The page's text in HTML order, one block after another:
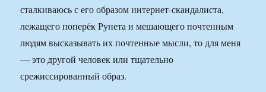
сталкиваюсь с его образом интернет-скандалиста,
лежащего поперёк Рунета и мешающего почтенным
людям высказывать их почтенные мысли, то для меня
— это другой человек или тщательно
срежиссированный образ.